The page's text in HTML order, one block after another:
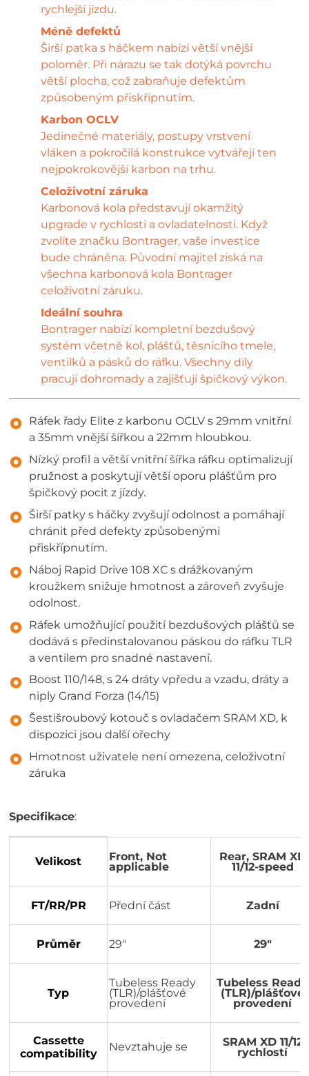
rychlejší jízdu.
Méně defektů
Širší patka s háčkem nabízí větší vnější
poloměr. Při nárazu se tak dotýká povrchu
větší plocha, což zabraňuje defektům
způsobeným přiskřípnutím.
Karbon OCLV
Jedinečné materiály, postupy vrstvení
vláken a pokročilá konstrukce vytvářejí ten
nejpokrokovější karbon na trhu.
Celoživotní záruka
Karbonová kola představují okamžitý
upgrade v rychlosti a ovladatelnosti. Když
zvolíte značku Bontrager, vaše investice
bude chráněna. Původní majitel získá na
všechna karbonová kola Bontrager
celoživotní záruku.
Ideální souhra
Bontrager nabízí kompletní bezdušový
systém včetně kol, plášťů, těsnicího tmele,
ventilků a pásků do ráfku. Všechny díly
pracují dohromady a zajišťují špičkový výkon.
Ráfek řady Elite z karbonu OCLV s 29mm vnitřní
a 35mm vnější šířkou a 22mm hloubkou.
Nízký profil a větší vnitřní šířka ráfku optimalizují
pružnost a poskytují větší oporu plášťům pro
špičkový pocit z jízdy.
Širší patky s háčky zvyšují odolnost a pomáhají
chránit před defekty způsobenými
přiskřípnutím.
Náboj Rapid Drive 108 XC s drážkovaným
kroužkem snižuje hmotnost a zároveň zvyšuje
odolnost.
Ráfek umožňující použití bezdušových plášťů se
dodává s předinstalovanou páskou do ráfku TLR
a ventilem pro snadné nastavení.
Boost 110/148, s 24 dráty vpředu a vzadu, dráty a
niply Grand Forza (14/15)
Šestišroubový kotouč s ovladačem SRAM XD, k
dispozici jsou další ořechy
Hmotnost uživatele není omezena, celoživotní
záruka
Specifikace:
Velikost Front, Not
applicable
Rear, SRAM XD
11/12-speed
FT/RR/PR Přední část Zadní
Průměr 29" 29"
Typ
Tubeless Ready
(TLR)/plášťové
provedení
Tubeless Ready
(TLR)/plášťové
provedení
Cassette
compatibility
Nevztahuje se SRAM XD 11/12
rychlostí